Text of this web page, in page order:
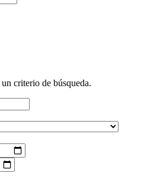
criterio de búsqueda.